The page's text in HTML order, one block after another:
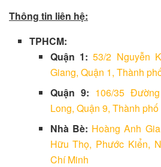
Thông tin liên hệ:
TPHCM:
Quận 1: 53/2 Nguyễn
Giang, Quận 1, Thành
Quận 9: 106/35
Long, Quận 9, Thành
Nhà Bè: Hoàng Anh
Hữu Thọ, Phước Kiển,
Chí Minh